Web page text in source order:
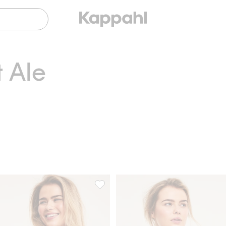
Ale
Lisää suosikkeihin Pitsistringit, Lisää suosikkeihin